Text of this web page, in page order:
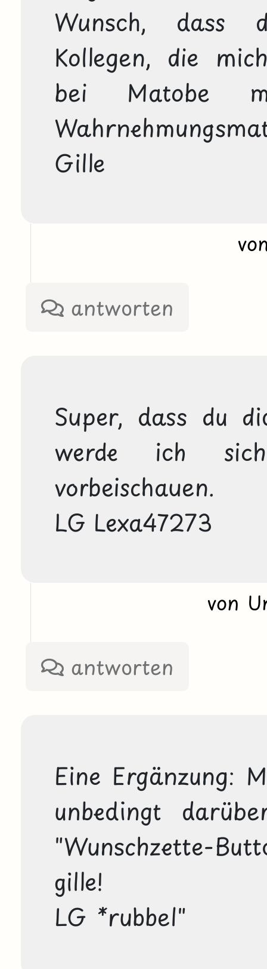
Wunsch, dass
Kollegen, die
bei Matobe
Gille
antworten
Super, dass du
werde ich
vorbeischauen.
LG Lexa47273
von
antworten
Eine Ergänzung:
unbedingt
"Wunschzette-
gille!
LG *rubbel"